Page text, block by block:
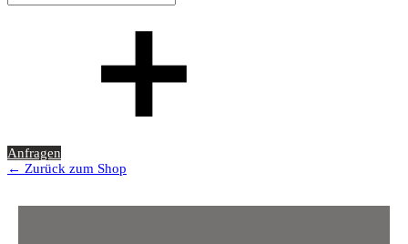
Anfragen
← Zurück zum Shop